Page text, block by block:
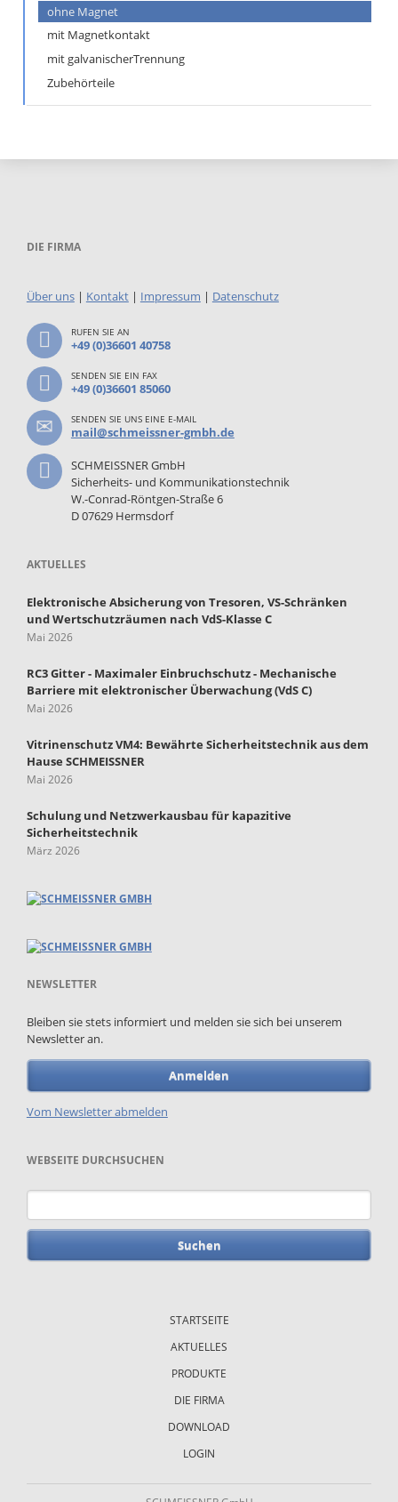
Navigation
überspringen
ohne Magnet
mit Magnetkontakt
mit galvanischerTrennung
Zubehörteile
DIE FIRMA
Über uns| Kontakt| Impressum | Datenschutz
RUFEN SIE AN
+49 (0)36601 40758
SENDEN SIE EIN FAX
+49 (0)36601 85060
SENDEN SIE UNS EINE E-MAIL
mail@schmeissner-gmbh.de
SCHMEISSNER GmbH
Sicherheits- und Kommunikationstechnik
W.-Conrad-Röntgen-Straße 6
D 07629 Hermsdorf
AKTUELLES
Elektronische Absicherung von Tresoren, VS-Schränken
und Wertschutzräumen nach VdS-Klasse C
Mai 2026
RC3 Gitter - Maximaler Einbruchschutz - Mechanische
Barriere mit elektronischer Überwachung (VdS C)
Mai 2026
Vitrinenschutz VM4: Bewährte Sicherheitstechnik aus dem
Hause SCHMEISSNER
Mai 2026
Schulung und Netzwerkausbau für kapazitive
Sicherheitstechnik
März 2026
NEWSLETTER
Bleiben sie stets informiert und melden sie sich bei unserem
Newsletter an.
Anmelden
Vom Newsletter abmelden
WEBSEITE DURCHSUCHEN
Suchbegriffe
STARTSEITE
AKTUELLES
PRODUKTE
DIE FIRMA
DOWNLOAD
LOGIN